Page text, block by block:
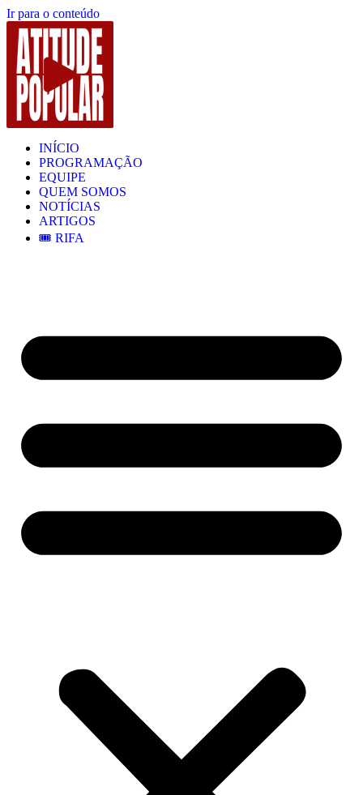
Ir para o conteúdo
INÍCIO
PROGRAMAÇÃO
EQUIPE
QUEM SOMOS
NOTÍCIAS
ARTIGOS
🎟️ RIFA